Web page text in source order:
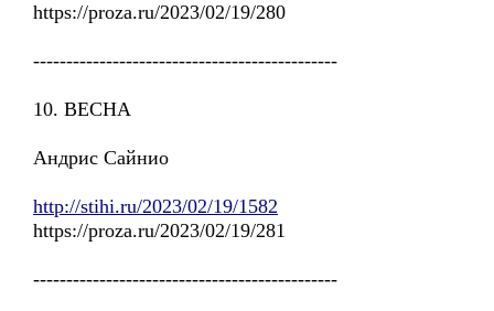
https://proza.ru/2023/02/19/280
----------------------------------------------
10. ВЕСНА
Андрис Сайнио
http://stihi.ru/2023/02/19/1582
https://proza.ru/2023/02/19/281
----------------------------------------------